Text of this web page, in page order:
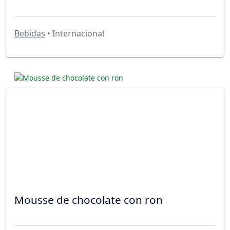
Bebidas • Internacional
Mousse de chocolate con ron